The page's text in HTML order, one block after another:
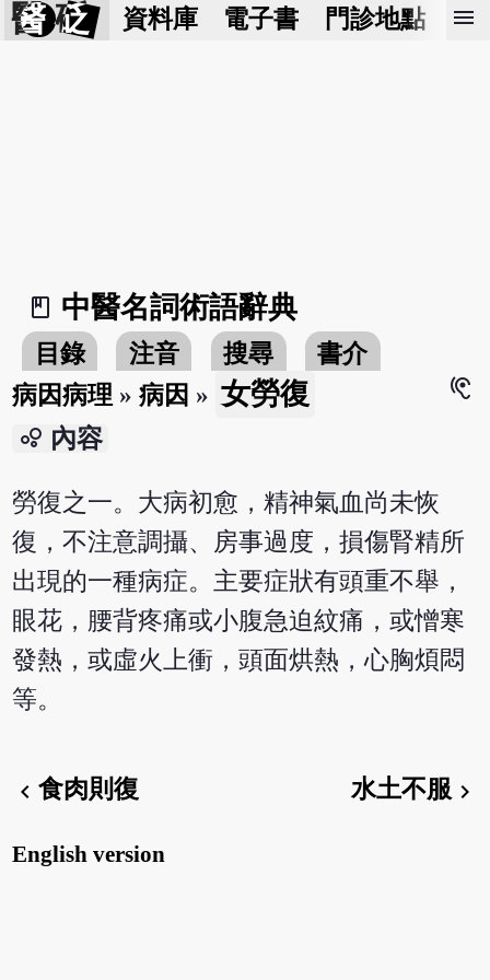
醫 砭 資料庫 電子書 門診地點 預
menu
book_2
中醫名詞術語辭典
目錄 注音 搜尋
書介
病因病理 »病因 » 女勞復
hearing
bubble_chart 內容
勞復之一。大病初愈，精神氣血尚未恢
復，不注意調攝、房事過度，損傷腎精所
出現的一種病症。主要症狀有頭重不舉，
眼花，腰背疼痛或小腹急迫紋痛，或憎寒
發熱，或虛火上衝，頭面烘熱，心胸煩悶
等。
chevron_left食肉則復 水土不服chevron_right
English version